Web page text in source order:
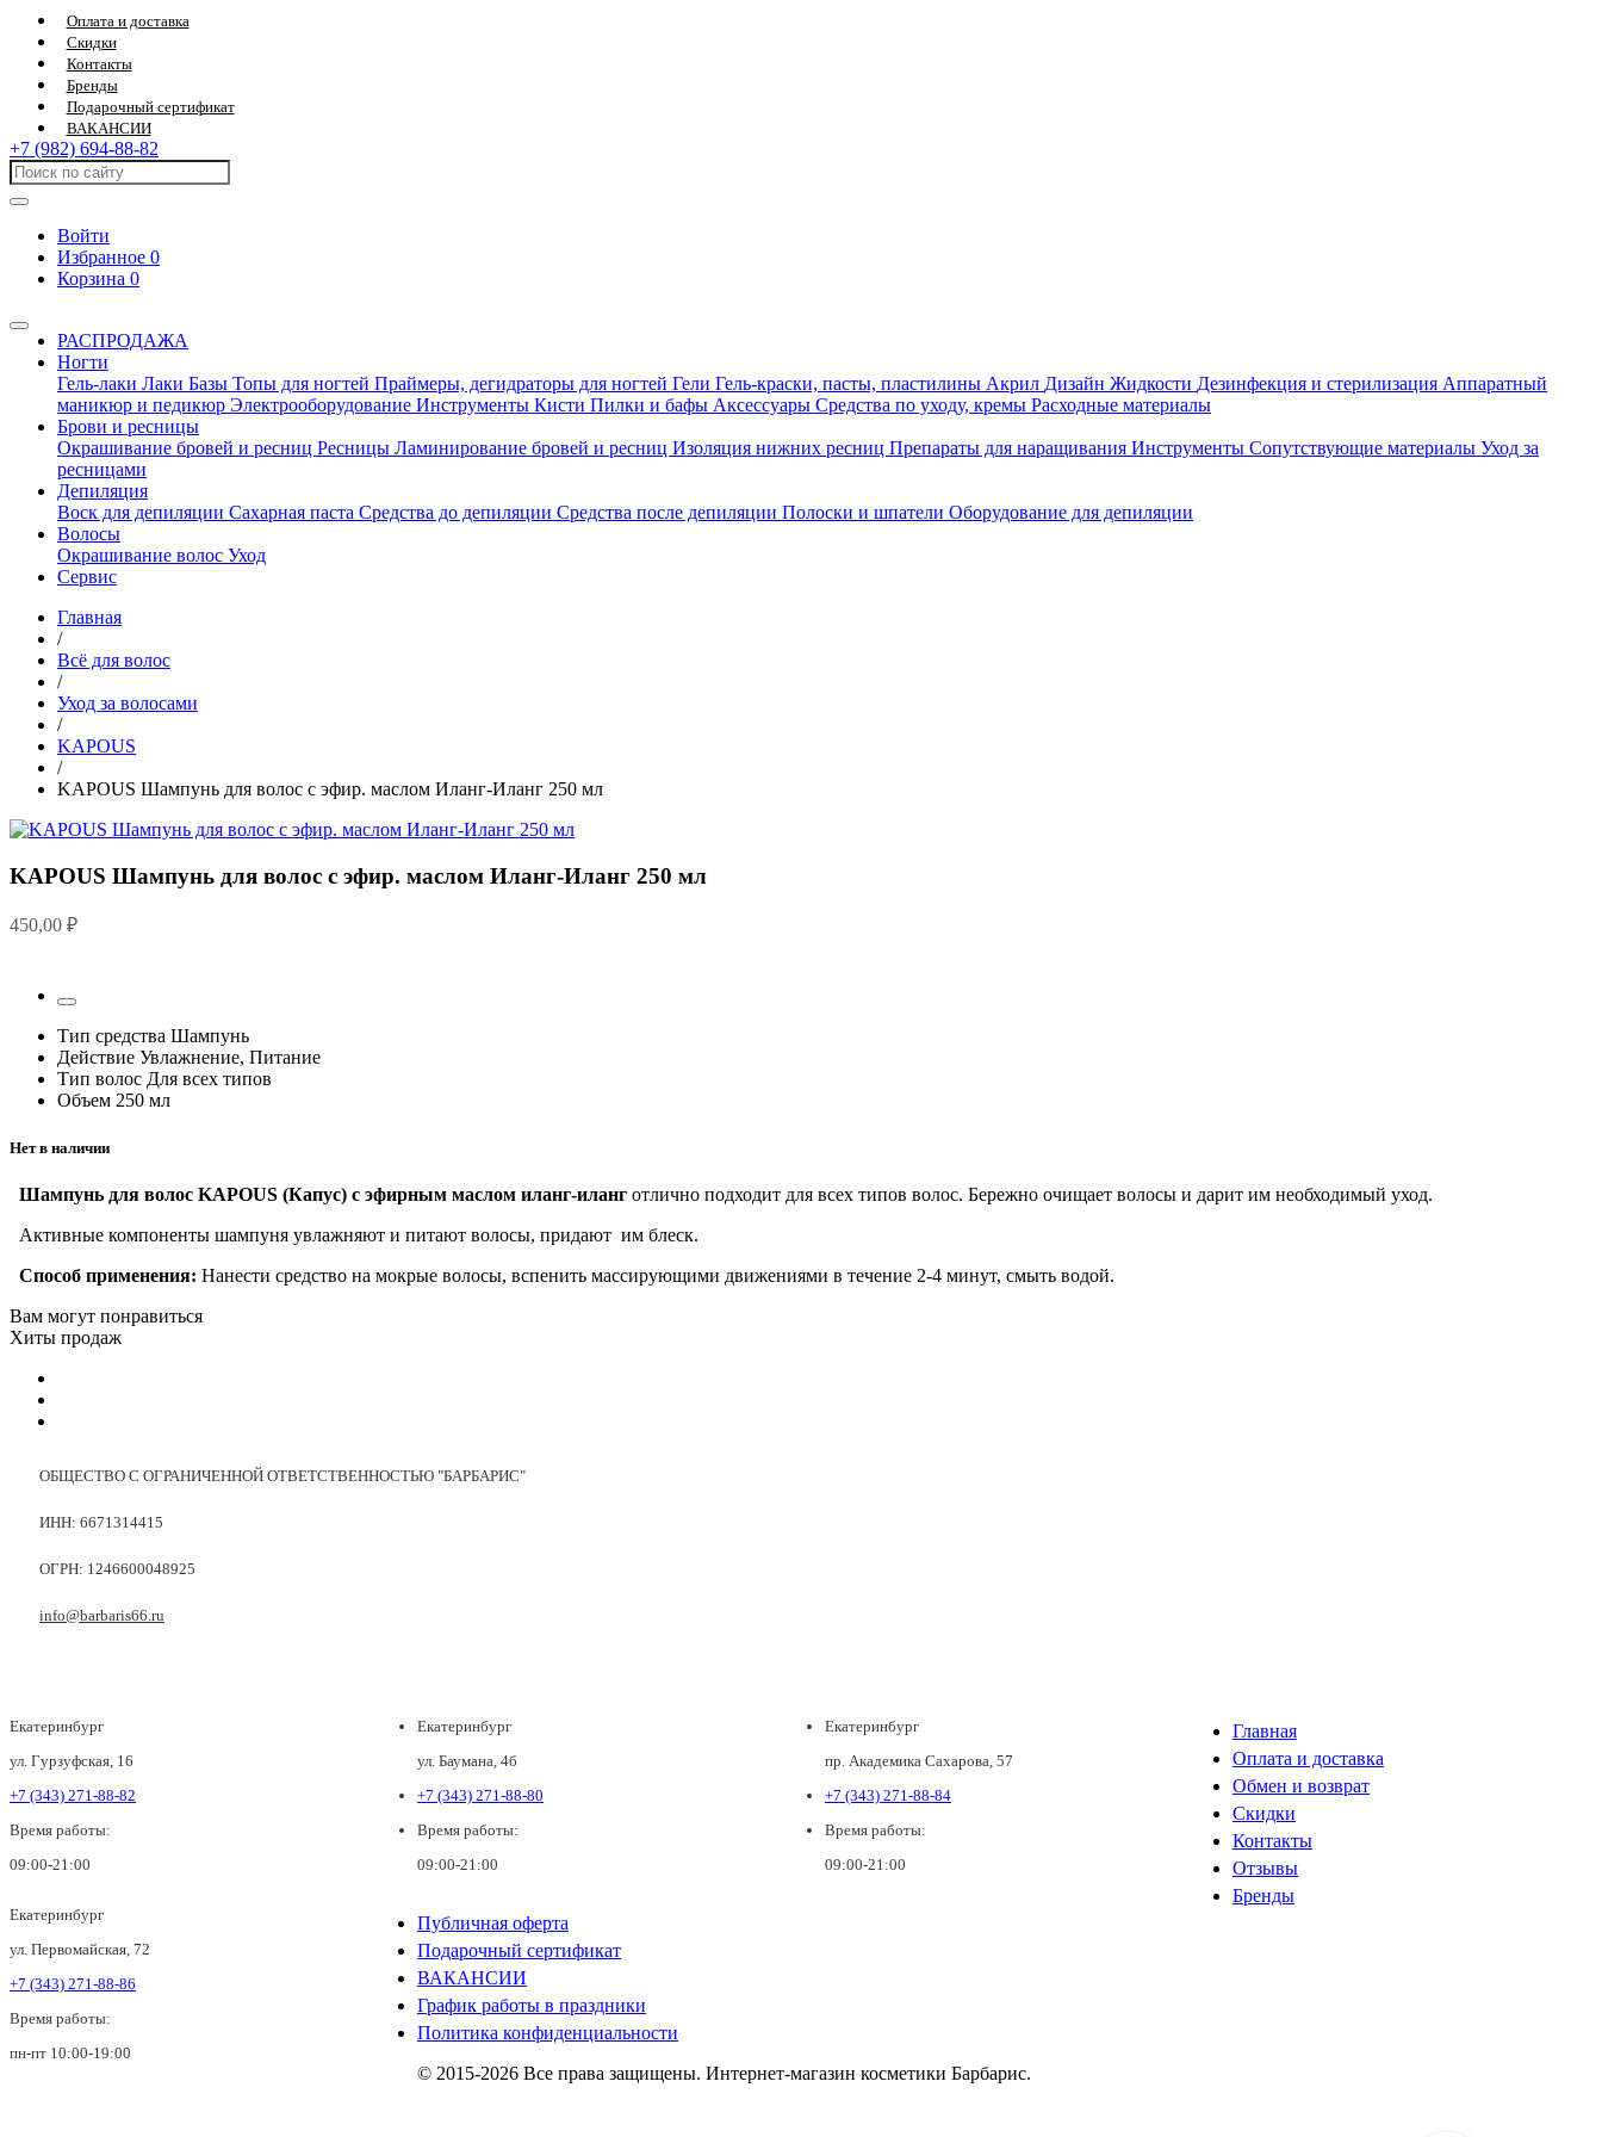
Оплата и доставка
Скидки
Контакты
Бренды
Подарочный сертификат
ВАКАНСИИ
+7 (982) 694-88-82
Войти
Избранное 0
Корзина 0
РАСПРОДАЖА
Ногти
Гель-лаки Лаки Базы Топы для ногтей Праймеры, дегидраторы для ногтей Гели Гель-краски, пасты, пластилины Акрил Дизайн Жидкости Дезинфекция и стерилизация Аппаратный
маникюр и педикюр Электрооборудование Инструменты Кисти Пилки и бафы Аксессуары Средства по уходу, кремы Расходные материалы
Брови и ресницы
Окрашивание бровей и ресниц Ресницы Ламинирование бровей и ресниц Изоляция нижних ресниц Препараты для наращивания Инструменты Сопутствующие материалы Уход за
ресницами
Депиляция
Воск для депиляции Сахарная паста Средства до депиляции Средства после депиляции Полоски и шпатели Оборудование для депиляции
Волосы
Окрашивание волос Уход
Сервис
Главная
/
Всё для волос
/
Уход за волосами
/
KAPOUS
/
KAPOUS Шампунь для волос с эфир. маслом Иланг-Иланг 250 мл
KAPOUS Шампунь для волос с эфир. маслом Иланг-Иланг 250 мл
450,00 ₽
Тип средства Шампунь
Действие Увлажнение, Питание
Тип волос Для всех типов
Объем 250 мл
Нет в наличии
Шампунь для волос KAPOUS (Капус) с эфирным маслом иланг-иланг отлично подходит для всех типов волос. Бережно очищает волосы и дарит им необходимый уход.
Активные компоненты шампуня увлажняют и питают волосы, придают им блеск.
Способ применения: Нанести средство на мокрые волосы, вспенить массирующими движениями в течение 2-4 минут, смыть водой.
Вам могут понравиться
Хиты продаж
ОБЩЕСТВО С ОГРАНИЧЕННОЙ ОТВЕТСТВЕННОСТЬЮ "БАРБАРИС"
ИНН: 6671314415
ОГРН: 1246600048925
info@barbaris66.ru
Екатеринбург
ул. Гурзуфская, 16
+7 (343) 271-88-82
Время работы:
09:00-21:00
Екатеринбург
ул. Баумана, 4б
+7 (343) 271-88-80
Время работы:
09:00-21:00
Екатеринбург
пр. Академика Сахарова, 57
+7 (343) 271-88-84
Время работы:
09:00-21:00
Екатеринбург
ул. Первомайская, 72
+7 (343) 271-88-86
Время работы:
пн-пт 10:00-19:00
Главная
Оплата и доставка
Обмен и возврат
Скидки
Контакты
Отзывы
Бренды
Публичная оферта
Подарочный сертификат
ВАКАНСИИ
График работы в праздники
Политика конфиденциальности
© 2015-2026 Все права защищены. Интернет-магазин косметики Барбарис.